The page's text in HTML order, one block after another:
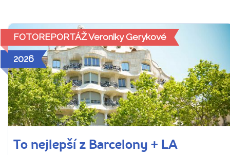
FOTOREPORTÁŽ Veroniky Gerykové
2026
To nejlepší z Barcelony + LA